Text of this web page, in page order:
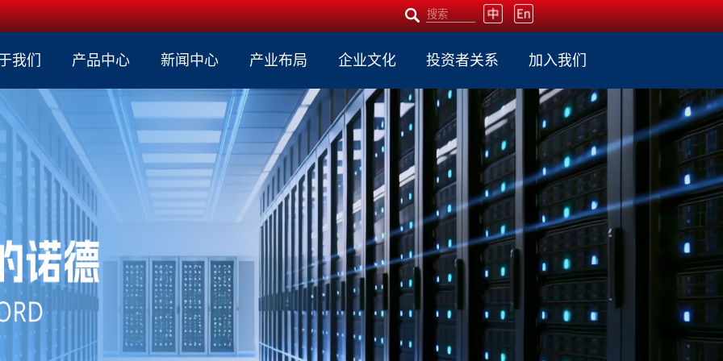
我们 产品中心 新闻中心 产业布局 企业文化 投资者关系 加入我们